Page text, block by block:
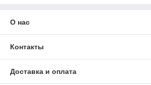
О нас
Контакты
Доставка и оплата